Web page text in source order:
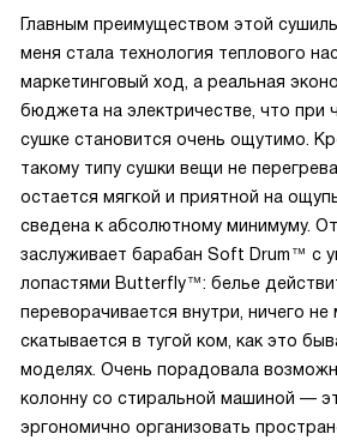
Главным преимуществом этой
меня стала технология теплового
маркетинговый ход, а реальная
бюджета на электричестве, что при
сушке становится очень ощутимо.
такому типу сушки вещи не
остается мягкой и приятной на
сведена к абсолютному минимуму.
заслуживает барабан Soft Drum™ с
лопастями Butterfly™: белье
переворачивается внутри, ничего не
скатывается в тугой ком, как это
моделях. Очень порадовала
колонну со стиральной машиной —
эргономично организовать